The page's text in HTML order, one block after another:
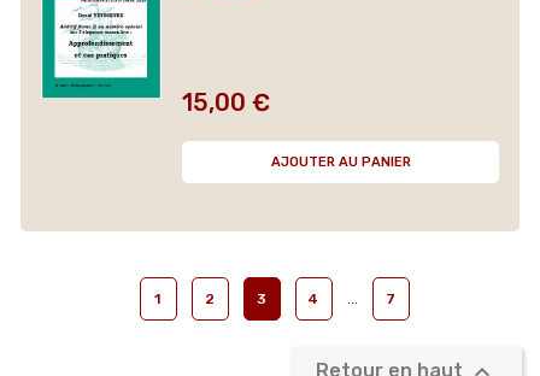
Prix
15,00 €
AJOUTER AU PANIER
1 2 3 4 7
Retour en haut